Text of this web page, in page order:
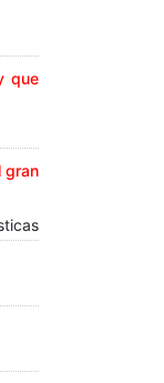
que
gran